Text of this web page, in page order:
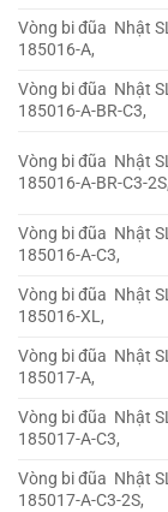
Vòng bi đũa Nhật
185016-A,
Vòng bi đũa Nhật
185016-A-BR-C3,
Vòng bi đũa Nhật
185016-A-BR-C3-2S,
Vòng bi đũa Nhật
185016-A-C3,
Vòng bi đũa Nhật
185016-XL,
Vòng bi đũa Nhật
185017-A,
Vòng bi đũa Nhật
185017-A-C3,
Vòng bi đũa Nhật
185017-A-C3-2S,